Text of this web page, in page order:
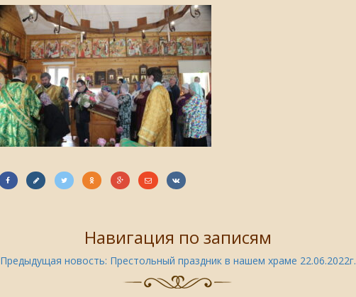
Навигация по записям
Предыдущая новость: Престольный праздник в нашем храме 22.06.2022г.